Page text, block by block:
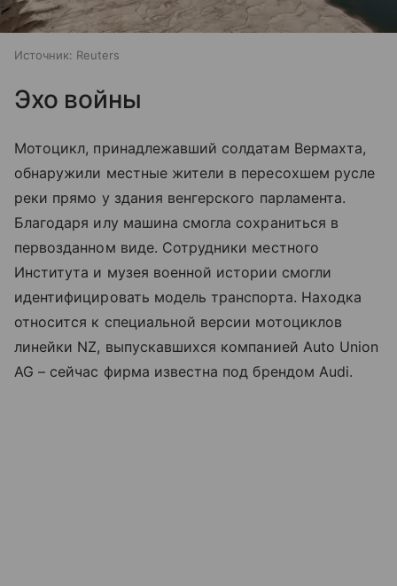
Источник: Reuters
Эхо войны
Мотоцикл, принадлежавший солдатам Вермахта,
обнаружили местные жители в пересохшем русле
реки прямо у здания венгерского парламента.
Благодаря илу машина смогла сохраниться в
первозданном виде. Сотрудники местного
Института и музея военной истории смогли
идентифицировать модель транспорта. Находка
относится к специальной версии мотоциклов
линейки NZ, выпускавшихся компанией Auto Union
AG – сейчас фирма известна под брендом Audi.